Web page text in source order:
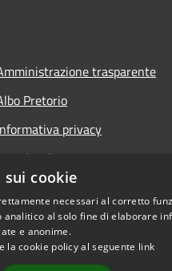
trasparente
Pretorio
privacy
Note legali
di accessibilità
PNRR
cookie
necessari al corretto
analitico al solo fine di elaborare
e anonime.
la cookie policy al seguente link